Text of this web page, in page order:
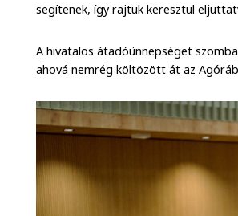
segítenek, így rajtuk keresztül
A hivatalos átadóünnepséget
ahová nemrég költözött át az